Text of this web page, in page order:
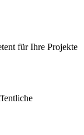
für Ihre Projekte